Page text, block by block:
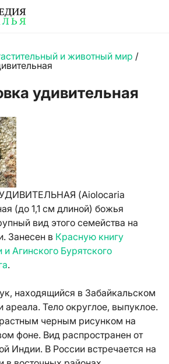
и животный мир /
удивительная
(Aiolocaria
(до 1,1 см длиной) божья
вид этого семейства на
Занесен в Красную книгу
и Агинского Бурятского
.
находящийся в Забайкальском
ареала. Тело округлое, выпуклое.
черным рисунком на
фоне. Вид распространен от
Индии. В России встречается на